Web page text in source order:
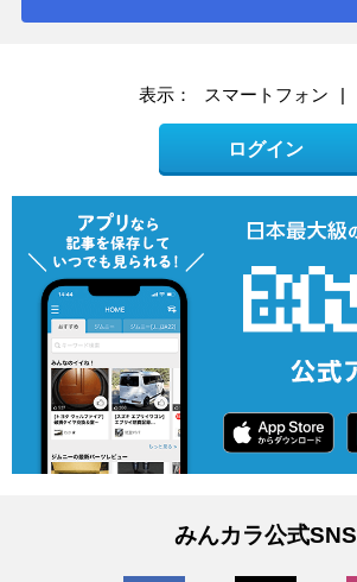
表示： スマートフォン |
ログイン
みんカラ公式SNS